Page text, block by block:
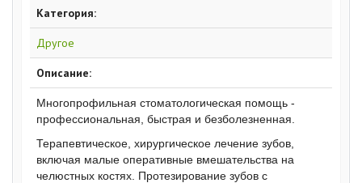
Категория:
Другое
Описание:
Многопрофильная стоматологическая помощь -
профессиональная, быстрая и безболезненная.
Терапевтическое, хирургическое лечение зубов,
включая малые оперативные вмешательства на
челюстных костях. Протезирование зубов с